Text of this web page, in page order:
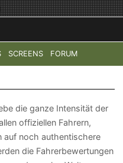
SCREENS FORUM
4 HALO:
die ganze Intensität der
offiziellen Fahrern,
auf noch authentischere
die Fahrerbewertungen